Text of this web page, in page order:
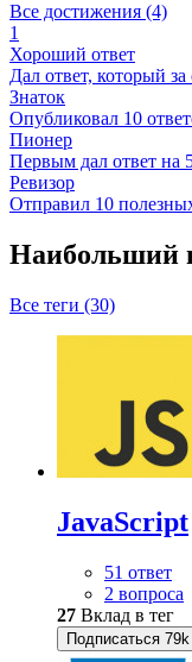
Все достижения (4)
1
Хороший ответ
Дал ответ, который
Знаток
Опубликовал 10
Пионер
Первым дал ответ на
Ревизор
Отправил 10
Наибольший
Все теги (30)
JavaScript
51 ответ
2 вопроса
27 Вклад в тег
Подписаться 79k